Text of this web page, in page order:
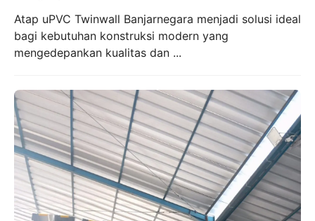
Atap uPVC Twinwall Banjarnegara menjadi solusi ideal
bagi kebutuhan konstruksi modern yang
mengedepankan kualitas dan ...